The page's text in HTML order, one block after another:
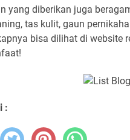
yang diberikan juga
tas kulit, gaun
bisa dilihat di website
: